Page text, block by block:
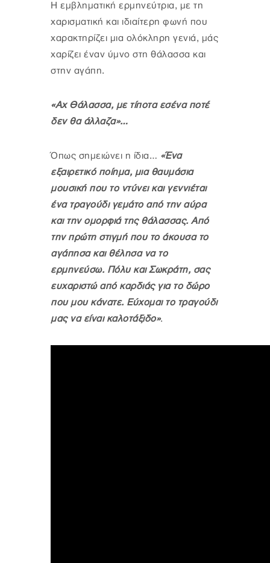
Η εμβληματική ερμηνεύτρια, με τη
χαρισματική και ιδιαίτερη φωνή που
χαρακτηρίζει μια ολόκληρη γενιά, μάς
χαρίζει έναν ύμνο στη θάλασσα και
στην αγάπη.
«Αχ Θάλασσα, με τίποτα εσένα ποτέ
δεν θα άλλαζα»…
Όπως σημειώνει η ίδια… «Ένα
εξαιρετικό ποίημα, μια θαυμάσια
μουσική που το ντύνει και γεννιέται
ένα τραγούδι γεμάτο από την αύρα
και την ομορφιά της θάλασσας. Από
την πρώτη στιγμή που το άκουσα το
αγάπησα και θέλησα να το
ερμηνεύσω. Πόλυ και Σωκράτη, σας
ευχαριστώ από καρδιάς για το δώρο
που μου κάνατε. Εύχομαι το τραγούδι
μας να είναι καλοτάξιδο».